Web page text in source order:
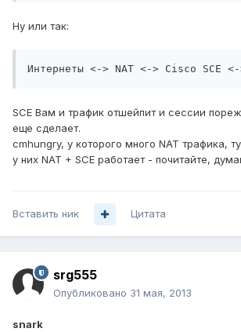
Ну или так:
Интернеты <-> NAT <-> Cisco SCE
SCE Вам и трафик отшейпит и сессии
еще сделает.
cmhungry, у которого много NAT трафика,
у них NAT + SCE работает - почитайте,
Вставить ник Цитата
srg555
Опубликовано 31 мая, 2013
snark